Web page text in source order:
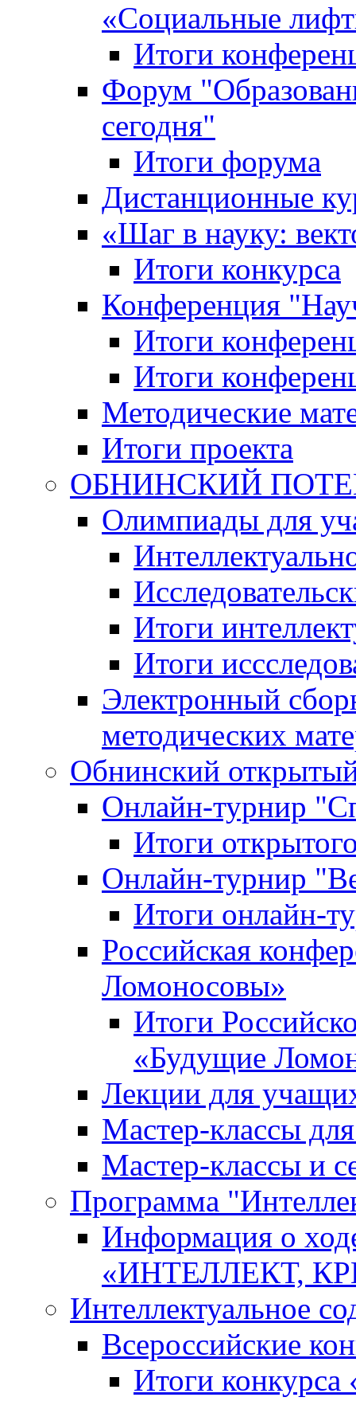
«Cоциальные
Итоги
Форум
сегодня"
Итоги форума
Дистанционные
«Шаг в науку:
Итоги конкурса
Конференция
Итоги
Итоги
Методические
Итоги проекта
ОБНИНСКИЙ
Олимпиады для
Итоги
Итоги
Электронный
методических
Обнинский
Онлайн-турнир
Итоги
Онлайн-турнир
Итоги онлайн-
Российская
Ломоносовы»
Итоги
«Будущие
Лекции для
Мастер-классы
Мастер-классы и
Программа
Информация о
«ИНТЕЛЛЕКТ,
Интеллектуальное
Всероссийские
Итоги конкурса